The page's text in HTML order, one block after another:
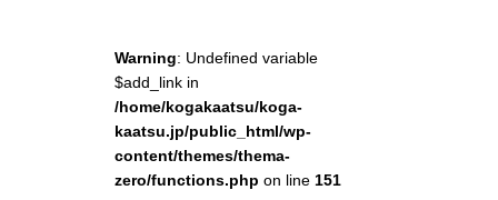
Warning: Undefined variable
$add_link in
/home/kogakaatsu/koga-
kaatsu.jp/public_html/wp-
content/themes/thema-
zero/functions.php on line 151